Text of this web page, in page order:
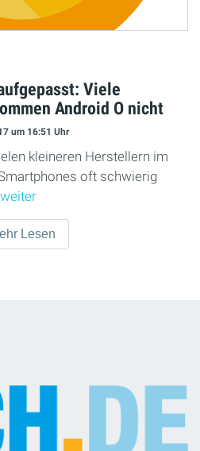
Viele
Android O nicht
um 16:51 Uhr
kleineren Herstellern im
oft schwierig
weiter
Lesen